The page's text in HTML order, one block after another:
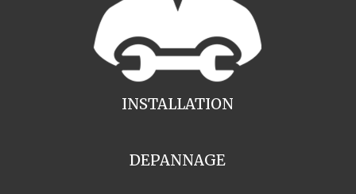
INSTALLATION
DEPANNAGE